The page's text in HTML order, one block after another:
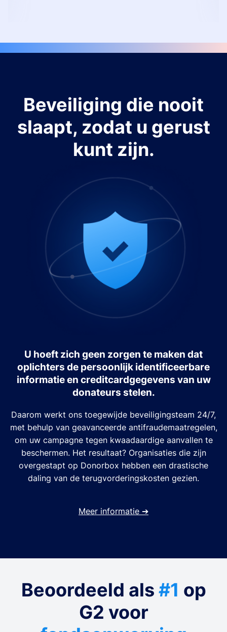
Beveiliging die nooit
slaapt, zodat u gerust
kunt zijn.
U hoeft zich geen zorgen te maken dat
oplichters de persoonlijk identificeerbare
informatie en creditcardgegevens van uw
donateurs stelen.
Daarom werkt ons toegewijde beveiligingsteam 24/7,
met behulp van geavanceerde antifraudemaatregelen,
om uw campagne tegen kwaadaardige aanvallen te
beschermen. Het resultaat? Organisaties die zijn
overgestapt op Donorbox hebben een drastische
daling van de terugvorderingskosten gezien.
Meer informatie ➔
Beoordeeld als #1 op
G2 voor